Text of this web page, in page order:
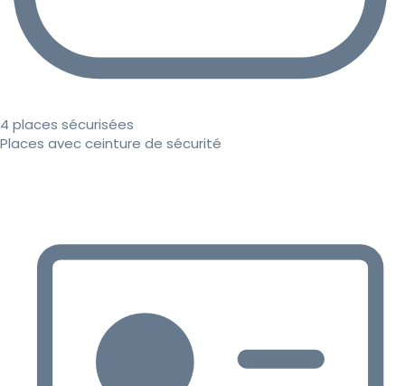
4 places sécurisées
Places avec ceinture de sécurité